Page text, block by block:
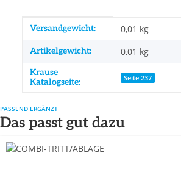
Produkteigenschaft
Wert
Versandgewicht: 0,01 kg
Artikelgewicht: 0,01 kg
Krause
Katalogseite:
Seite 237
PASSEND ERGÄNZT
Das passt gut dazu